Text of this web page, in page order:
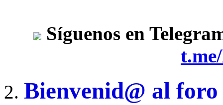
Síguenos en
Bienvenid@ al